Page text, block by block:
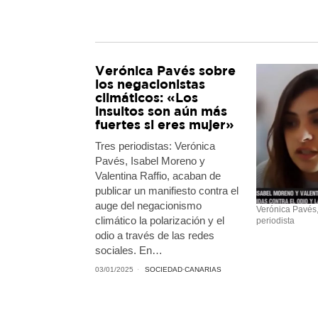
Verónica Pavés,
periodista
Verónica Pavés sobre
los negacionistas
climáticos: «Los
insultos son aún más
fuertes si eres mujer»
Tres periodistas: Verónica
Pavés, Isabel Moreno y
Valentina Raffio, acaban de
publicar un manifiesto contra el
auge del negacionismo
climático la polarización y el
odio a través de las redes
sociales. En…
03/01/2025 SOCIEDAD·CANARIAS